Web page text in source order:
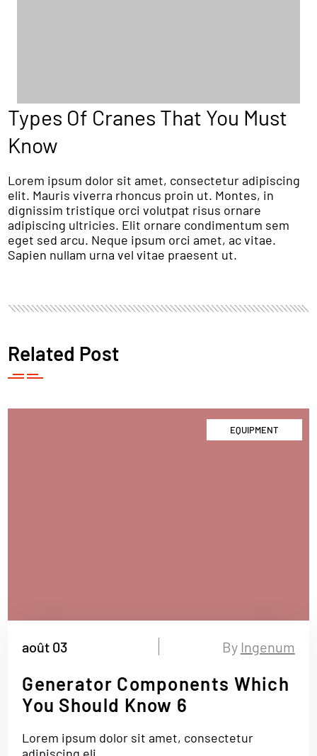
Types Of Cranes That You Must
Know
Lorem ipsum dolor sit amet, consectetur adipiscing
elit. Mauris viverra rhoncus proin ut. Montes, in
dignissim tristique orci volutpat risus ornare
adipiscing ultricies. Elit ornare condimentum sem
eget sed arcu. Neque ipsum orci amet, ac vitae.
Sapien nullam urna vel vitae praesent ut.
Related Post
EQUIPMENT
août 03 By Ingenum
Generator Components Which
You Should Know 6
Lorem ipsum dolor sit amet, consectetur